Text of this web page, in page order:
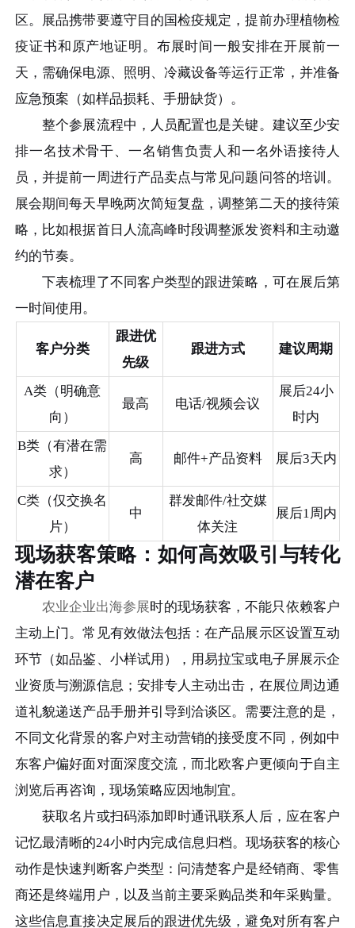
区。展品携带要遵守目的国检疫规定，提前办理植物检
疫证书和原产地证明。布展时间一般安排在开展前一
天，需确保电源、照明、冷藏设备等运行正常，并准备
应急预案（如样品损耗、手册缺货）。
整个参展流程中，人员配置也是关键。建议至少安
排一名技术骨干、一名销售负责人和一名外语接待人
员，并提前一周进行产品卖点与常见问题问答的培训。
展会期间每天早晚两次简短复盘，调整第二天的接待策
略，比如根据首日人流高峰时段调整派发资料和主动邀
约的节奏。
下表梳理了不同客户类型的跟进策略，可在展后第
一时间使用。
客户分类
跟进优
先级
跟进方式 建议周期
A类（明确意
向）
最高 电话/视频会议
展后24小
时内
B类（有潜在需
求）
高 邮件+产品资料 展后3天内
C类（仅交换名
片）
中
群发邮件/社交媒
体关注
展后1周内
现场获客策略：如何高效吸引与转化
潜在客户
农业企业出海参展时的现场获客，不能只依赖客户
主动上门。常见有效做法包括：在产品展示区设置互动
环节（如品鉴、小样试用），用易拉宝或电子屏展示企
业资质与溯源信息；安排专人主动出击，在展位周边通
道礼貌递送产品手册并引导到洽谈区。需要注意的是，
不同文化背景的客户对主动营销的接受度不同，例如中
东客户偏好面对面深度交流，而北欧客户更倾向于自主
浏览后再咨询，现场策略应因地制宜。
获取名片或扫码添加即时通讯联系人后，应在客户
记忆最清晰的24小时内完成信息归档。现场获客的核心
动作是快速判断客户类型：问清楚客户是经销商、零售
商还是终端用户，以及当前主要采购品类和年采购量。
这些信息直接决定展后的跟进优先级，避免对所有客户